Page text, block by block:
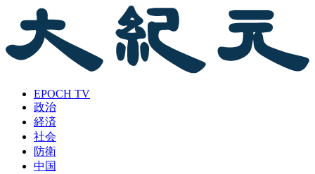
EPOCH TV
政治
経済
社会
防衛
中国